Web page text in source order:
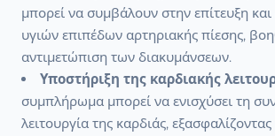
μπορεί να συμβάλουν στην επίτευξη
υγιών επιπέδων αρτηριακής πίεσης,
αντιμετώπιση των διακυμάνσεων.
Υποστήριξη της καρδιακής
συμπλήρωμα μπορεί να ενισχύσει τη
λειτουργία της καρδιάς,